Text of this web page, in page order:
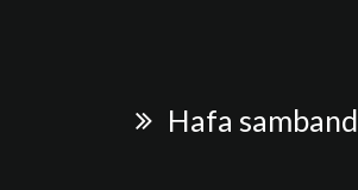
Hafa samband